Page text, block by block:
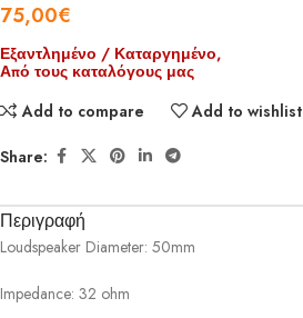
75,00€
Εξαντλημένο / Καταργημένο,
Από τους καταλόγους μας
Add to compare
Add to wishlist
Share:
Περιγραφή
Loudspeaker Diameter: 50mm
Impedance: 32 ohm